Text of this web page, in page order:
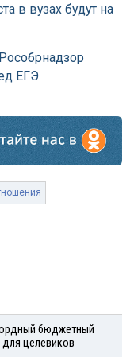
в вузах будут на
ЕГЭ
бюджетный
целевиков